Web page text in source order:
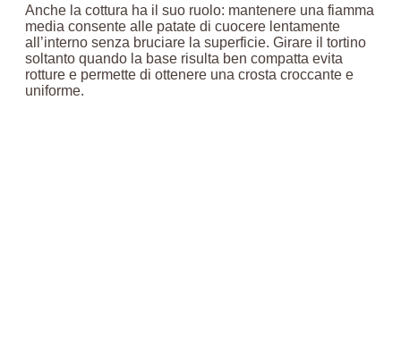
Anche la cottura ha il suo ruolo: mantenere una fiamma
media consente alle patate di cuocere lentamente
all’interno senza bruciare la superficie. Girare il tortino
soltanto quando la base risulta ben compatta evita
rotture e permette di ottenere una crosta croccante e
uniforme.